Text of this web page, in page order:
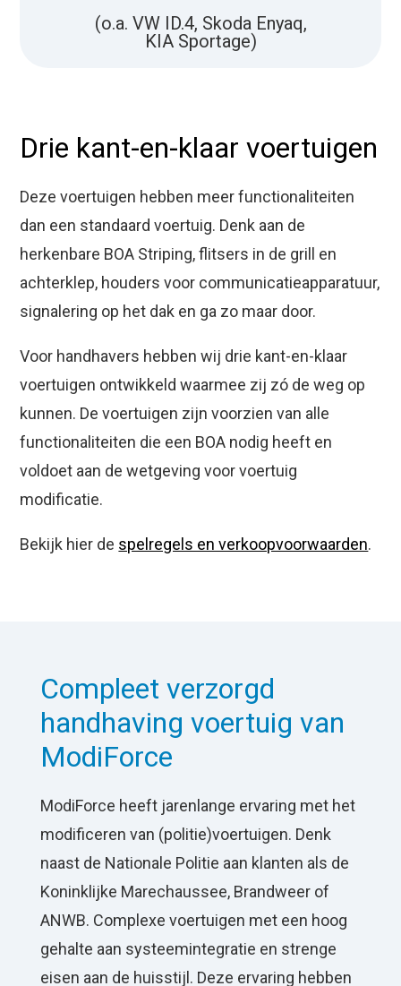
(o.a. VW ID.4, Skoda Enyaq,
KIA Sportage)
Drie kant-en-klaar voertuigen
Deze voertuigen hebben meer functionaliteiten
dan een standaard voertuig. Denk aan de
herkenbare BOA Striping, flitsers in de grill en
achterklep, houders voor communicatieapparatuur,
signalering op het dak en ga zo maar door.
Voor handhavers hebben wij drie kant-en-klaar
voertuigen ontwikkeld waarmee zij zó de weg op
kunnen. De voertuigen zijn voorzien van alle
functionaliteiten die een BOA nodig heeft en
voldoet aan de wetgeving voor voertuig
modificatie.
Bekijk hier de spelregels en verkoopvoorwaarden.
Compleet verzorgd
handhaving voertuig van
ModiForce
ModiForce heeft jarenlange ervaring met het
modificeren van (politie)voertuigen. Denk
naast de Nationale Politie aan klanten als de
Koninklijke Marechaussee, Brandweer of
ANWB. Complexe voertuigen met een hoog
gehalte aan systeemintegratie en strenge
eisen aan de huisstijl. Deze ervaring hebben